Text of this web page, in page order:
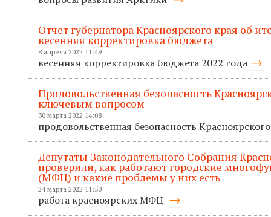
Отчет губернатора Красноярского края об
весенняя корректировка бюджета
8 апреля 2022 11:49
весенняя корректировка бюджета 2022 года
Продовольственная безопасность
ключевым вопросом
30 марта 2022 14:08
продовольственная безопасность
Депутаты Законодательного Собрания
проверили, как работают городские
(МФЦ) и какие проблемы у них есть
24 марта 2022 11:50
работа красноярских МФЦ